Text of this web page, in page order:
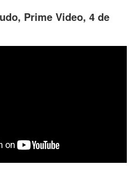
Prime Video, 4 de